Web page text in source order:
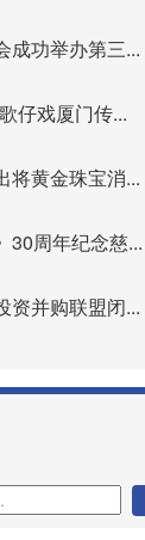
成功举办第三...
仔戏厦门传...
将黄金珠宝消...
30周年纪念慈...
资并购联盟闭...